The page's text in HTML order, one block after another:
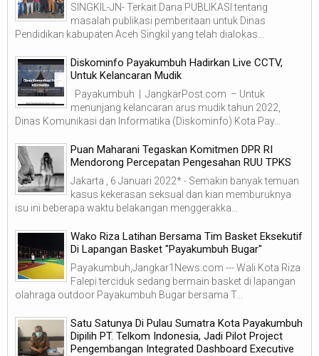
SINGKIL-JN- Terkait Dana PUBLIKASI tentang
masalah publikasi pemberitaan untuk Dinas
Pendidikan kabupaten Aceh Singkil yang telah dialokas...
Diskominfo Payakumbuh Hadirkan Live CCTV,
Untuk Kelancaran Mudik
Payakumbuh | JangkarPost.com – Untuk
menunjang kelancaran arus mudik tahun 2022,
Dinas Komunikasi dan Informatika (Diskominfo) Kota Pay...
Puan Maharani Tegaskan Komitmen DPR RI
Mendorong Percepatan Pengesahan RUU TPKS
Jakarta , 6 Januari 2022* - Semakin banyak temuan
kasus kekerasan seksual dan kian memburuknya
isu ini beberapa waktu belakangan menggerakka...
Wako Riza Latihan Bersama Tim Basket Eksekutif
Di Lapangan Basket "Payakumbuh Bugar"
Payakumbuh,Jangkar1News.com --- Wali Kota Riza
Falepi terciduk sedang bermain basket di lapangan
olahraga outdoor Payakumbuh Bugar bersama T...
Satu Satunya Di Pulau Sumatra Kota Payakumbuh
Dipilih PT. Telkom Indonesia, Jadi Pilot Project
Pengembangan Integrated Dashboard Executive